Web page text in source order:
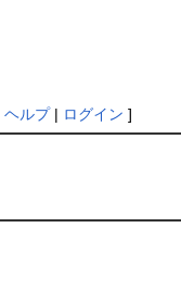
ヘルプ| ログイン ]